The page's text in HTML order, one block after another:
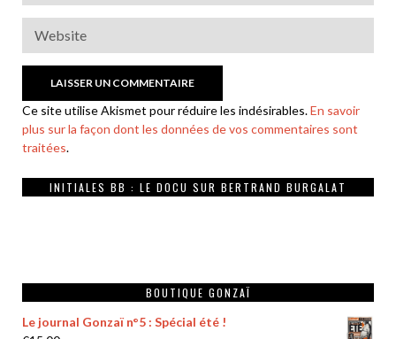
Ce site utilise Akismet pour réduire les indésirables.En savoir
plus sur la façon dont les données de vos commentaires sont
traitées.
INITIALES BB : LE DOCU SUR BERTRAND BURGALAT
BOUTIQUE GONZAÏ
Le journal Gonzaï n°5 : Spécial été !